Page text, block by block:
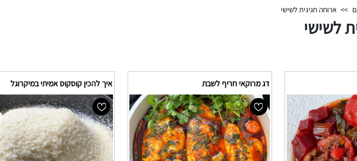
>> ארוחה חגיגית לשישי
לשישי
דג מרוקאי חריף לשבת איך להכין קוסקוס אמיתי במיקרוגל